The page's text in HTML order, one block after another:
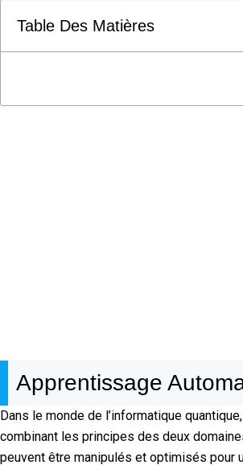
Table Des Matières
Apprentissage
Dans le monde de l’informatique
combinant les principes des deux
peuvent être manipulés et optimisés pour